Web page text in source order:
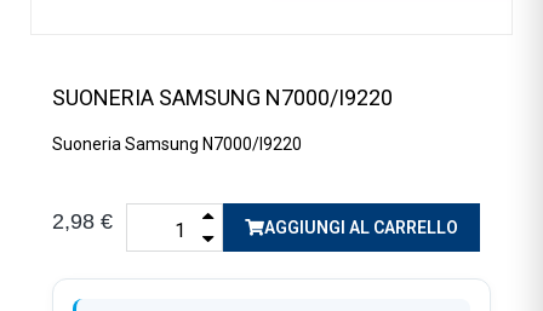
SUONERIA SAMSUNG N7000/I9220
Suoneria Samsung N7000/I9220
2,98 € AGGIUNGI AL CARRELLO